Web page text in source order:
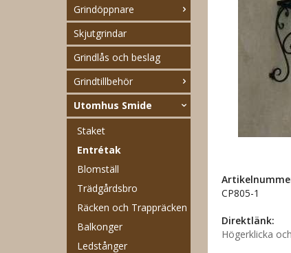
Grindöppnare
Skjutgrindar
Grindlås och beslag
Grindtillbehör
Utomhus Smide
Staket
Entrétak
Blomställ
Trädgårdsbro
Räcken och Trappräcken
Balkonger
Ledstånger
CP805-1
Direktlänk:
Högerklicka